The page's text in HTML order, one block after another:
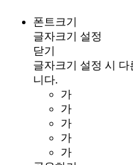
폰트크기
글자크기 설정
닫기
글자크기 설정 시
니다.
가
가
가
가
가